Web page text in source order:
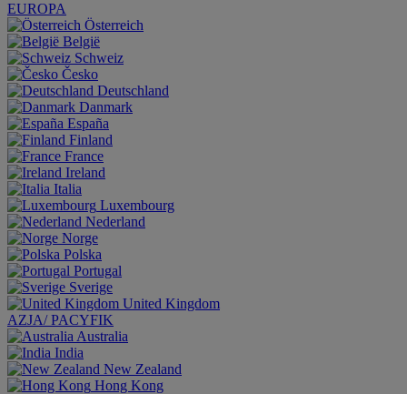
EUROPA
Österreich
België
Schweiz
Česko
Deutschland
Danmark
España
Finland
France
Ireland
Italia
Luxembourg
Nederland
Norge
Polska
Portugal
Sverige
United Kingdom
AZJA/ PACYFIK
Australia
India
New Zealand
Hong Kong